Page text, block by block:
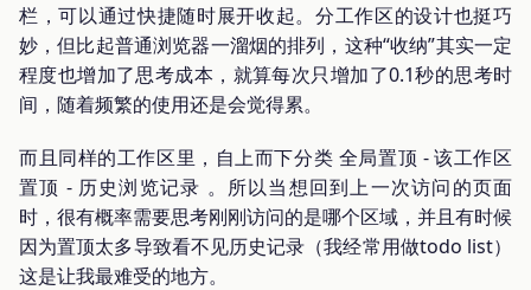
栏，可以通过快捷随时展开收起。分工作区的设计也挺巧
妙，但比起普通浏览器一溜烟的排列，这种“收纳”其实一定
程度也增加了思考成本，就算每次只增加了0.1秒的思考时
间，随着频繁的使用还是会觉得累。
而且同样的工作区里，自上而下分类 全局置顶 - 该工作区
置顶 - 历史浏览记录 。所以当想回到上一次访问的页面
时，很有概率需要思考刚刚访问的是哪个区域，并且有时候
因为置顶太多导致看不见历史记录（我经常用做todo list）
这是让我最难受的地方。